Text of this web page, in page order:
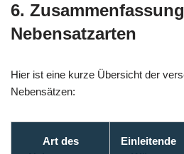
6.
Nebensatzarten
Hier ist eine kurze Übersicht der
Nebensätzen:
Art des
Einleitende